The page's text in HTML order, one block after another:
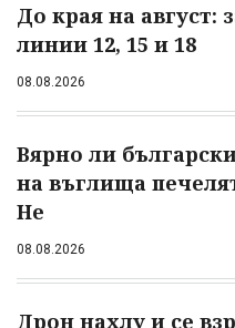
До края на август:
линии 12, 15 и 18
08.08.2026
Вярно ли
на въглища
Не
08.08.2026
Дрон нахлу и се